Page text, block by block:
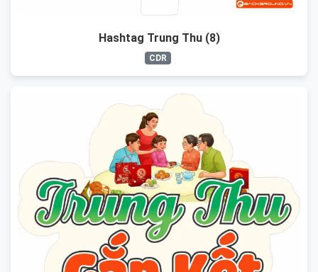
Hashtag Trung Thu (8)
CDR